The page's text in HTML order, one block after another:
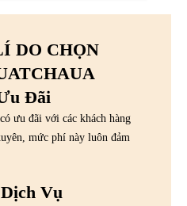
DO CHỌN
Đãi
ưu đãi với các khách hàng
mức phí này luôn đảm
Vụ